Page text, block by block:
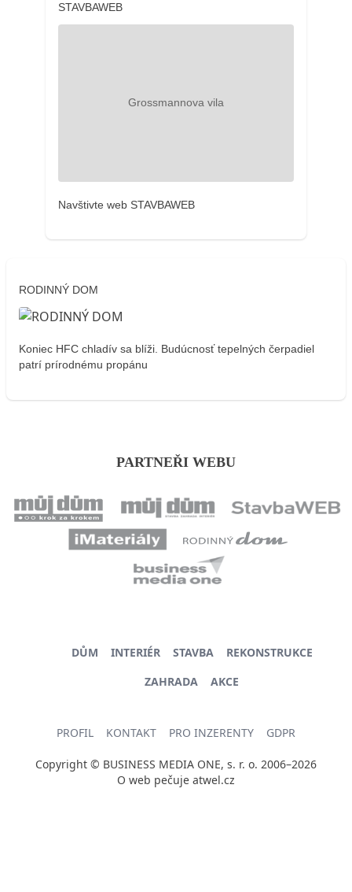
STAVBAWEB
Navštivte web STAVBAWEB
RODINNÝ DOM
Koniec HFC chladív sa blíži. Budúcnosť tepelných čerpadiel
patrí prírodnému propánu
PARTNEŘI WEBU
DŮM INTERIÉR STAVBA
REKONSTRUKCE
ZAHRADA
AKCE
PROFIL KONTAKT PRO INZERENTY GDPR
Copyright © BUSINESS MEDIA ONE, s. r. o. 2006–2026